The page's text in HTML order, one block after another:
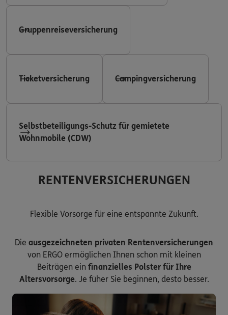
Gruppenreiseversicherung
Ticketversicherung Campingversicherung
Selbstbeteiligungs-Schutz für gemietete
Wohnmobile (CDW)
RENTENVERSICHERUNGEN
Flexible Vorsorge für eine entspannte Zukunft.
Die ausgezeichneten privaten Rentenversicherungen
von ERGO ermöglichen Ihnen schon mit kleinen
Beiträgen ein finanzielles Polster für Ihre
Altersvorsorge. Je füher Sie beginnen, desto besser.